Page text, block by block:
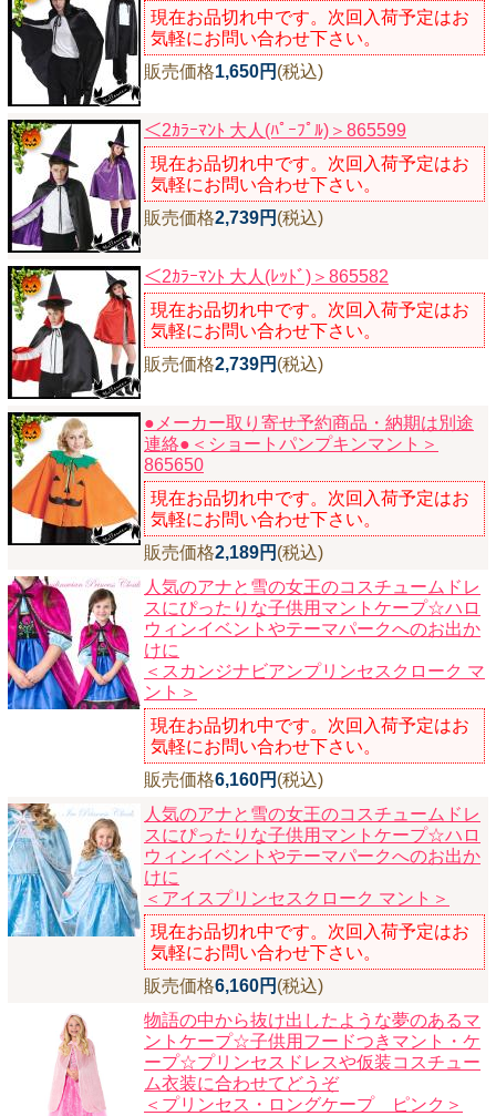
現在お品切れ中です。次回入荷予定はお
気軽にお問い合わせ下さい。
販売価格1,650円 (税込)
＜2ｶﾗｰﾏﾝﾄ 大人(ﾊﾟｰﾌﾟﾙ)＞865599
現在お品切れ中です。次回入荷予定はお
気軽にお問い合わせ下さい。
販売価格2,739円 (税込)
＜2ｶﾗｰﾏﾝﾄ 大人(ﾚｯﾄﾞ)＞865582
現在お品切れ中です。次回入荷予定はお
気軽にお問い合わせ下さい。
販売価格2,739円 (税込)
●メーカー取り寄せ予約商品・納期は別途
連絡●＜ショートパンプキンマント＞
865650
現在お品切れ中です。次回入荷予定はお
気軽にお問い合わせ下さい。
販売価格2,189円 (税込)
人気のアナと雪の女王のコスチュームドレ
スにぴったりな子供用マントケープ☆ハロ
ウィンイベントやテーマパークへのお出か
けに
＜スカンジナビアンプリンセスクローク マ
ント＞
現在お品切れ中です。次回入荷予定はお
気軽にお問い合わせ下さい。
販売価格6,160円 (税込)
人気のアナと雪の女王のコスチュームドレ
スにぴったりな子供用マントケープ☆ハロ
ウィンイベントやテーマパークへのお出か
けに
＜アイスプリンセスクローク マント＞
現在お品切れ中です。次回入荷予定はお
気軽にお問い合わせ下さい。
販売価格6,160円 (税込)
物語の中から抜け出したような夢のあるマ
ントケープ☆子供用フードつきマント・ケ
ープ☆プリンセスドレスや仮装コスチュー
ム衣装に合わせてどうぞ
＜プリンセス・ロングケープ ピンク＞